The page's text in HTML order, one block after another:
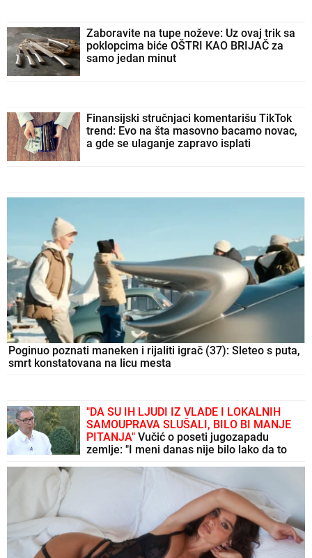
Zaboravite na tupe noževe: Uz ovaj trik sa
poklopcima biće OŠTRI KAO BRIJAČ za
samo jedan minut
Finansijski stručnjaci komentarišu TikTok
trend: Evo na šta masovno bacamo novac,
a gde se ulaganje zapravo isplati
Poginuo poznati maneken i rijaliti igrač (37): Sleteo s puta,
smrt konstatovana na licu mesta
"DA SU IH LJUDI IZ VLADE I LOKALNIH
SAMOUPRAVA SLUŠALI, BILO BI MANJE
PITANJA" Vučić o poseti jugozapadu
zemlje: "I meni danas nije bilo lako da to